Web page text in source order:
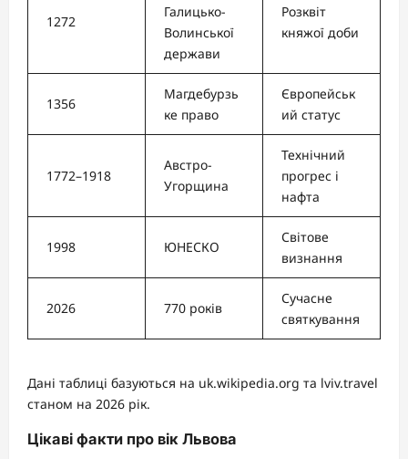
1272
Галицько-
Волинської
держави
Розквіт
княжої доби
1356
Магдебурзь
ке право
Європейськ
ий статус
1772–1918
Австро-
Угорщина
Технічний
прогрес і
нафта
1998 ЮНЕСКО
Світове
визнання
2026 770 років
Сучасне
святкування
Дані таблиці базуються на uk.wikipedia.org та lviv.travel
станом на 2026 рік.
Цікаві факти про вік Львова